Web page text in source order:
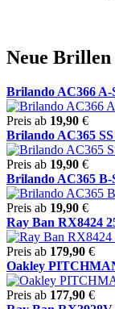
Neue
Brilando AC366
Preis ab 19,90 €
Brilando AC365
Preis ab 19,90 €
Brilando AC365
Preis ab 19,90 €
Ray Ban RX8424
Preis ab 179,90 €
Oakley
Preis ab 177,90 €